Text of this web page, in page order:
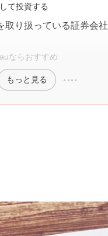
て投資する
取り扱っている証券会社
ならおすすめ
もっと見る